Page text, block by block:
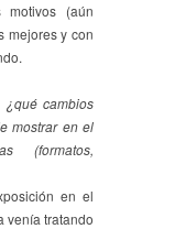
(aún
mejores y con
cambios
mostrar en el
(formatos,
en el
venía tratando